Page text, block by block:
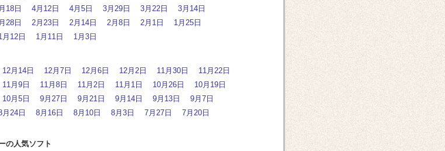
18日 4月12日 4月5日 3月29日 3月22日
3月14日
28日 2月23日 2月14日 2月8日 2月1日
1月25日
月12日 1月11日 1月3日
12月14日 12月7日 12月6日 12月2日 11月30日
11月22日
11月9日 11月8日 11月2日 11月1日 10月26日
10月19日
10月5日 9月27日 9月21日 9月14日 9月13日
9月7日
月24日 8月16日 8月10日 8月3日 7月27日 7月20日
の人気ソフト